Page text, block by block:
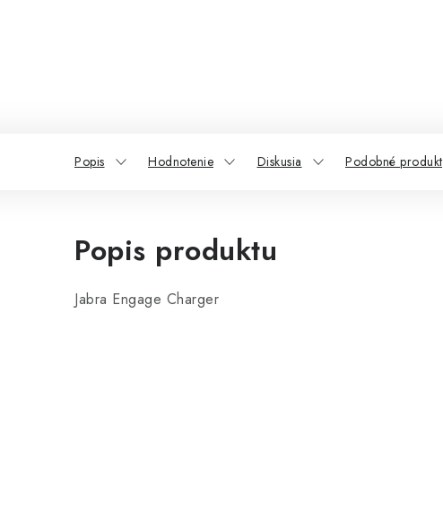
Popis Hodnotenie Diskusia Podobné
Popis produktu
Jabra Engage Charger